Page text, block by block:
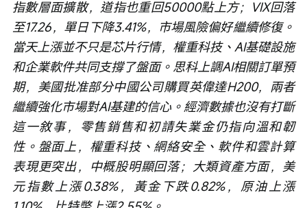
指數層面擴散，道指也重回50000點上方；VIX回落
至17.26，單日下降3.41%，市場風險偏好繼續修復。
當天上漲並不只是芯片行情，權重科技、AI基礎設施
和企業軟件共同支撐了盤面。思科上調AI相關訂單預
期，美國批准部分中國公司購買英偉達H200，兩者
繼續強化市場對AI基建的信心。經濟數據也沒有打斷
這一敘事，零售銷售和初請失業金仍指向溫和韌
性。盤面上，權重科技、網絡安全、軟件和雲計算
表現更突出，中概股明顯回落；大類資產方面，美
元指數上漲0.38%，黃金下跌0.82%，原油上漲